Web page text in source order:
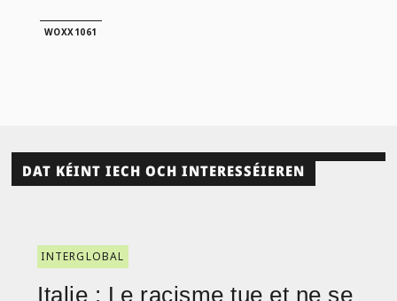
WOXX1061
DAT KÉINT IECH OCH INTERESSÉIEREN
INTERGLOBAL
Italie : Le racisme tue et ne se